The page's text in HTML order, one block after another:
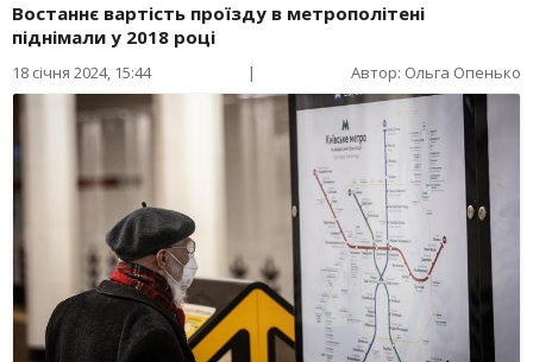
Востаннє вартість проїзду в метрополітені
піднімали у 2018 році
18 січня 2024, 15:44 | Автор: Ольга Опенько